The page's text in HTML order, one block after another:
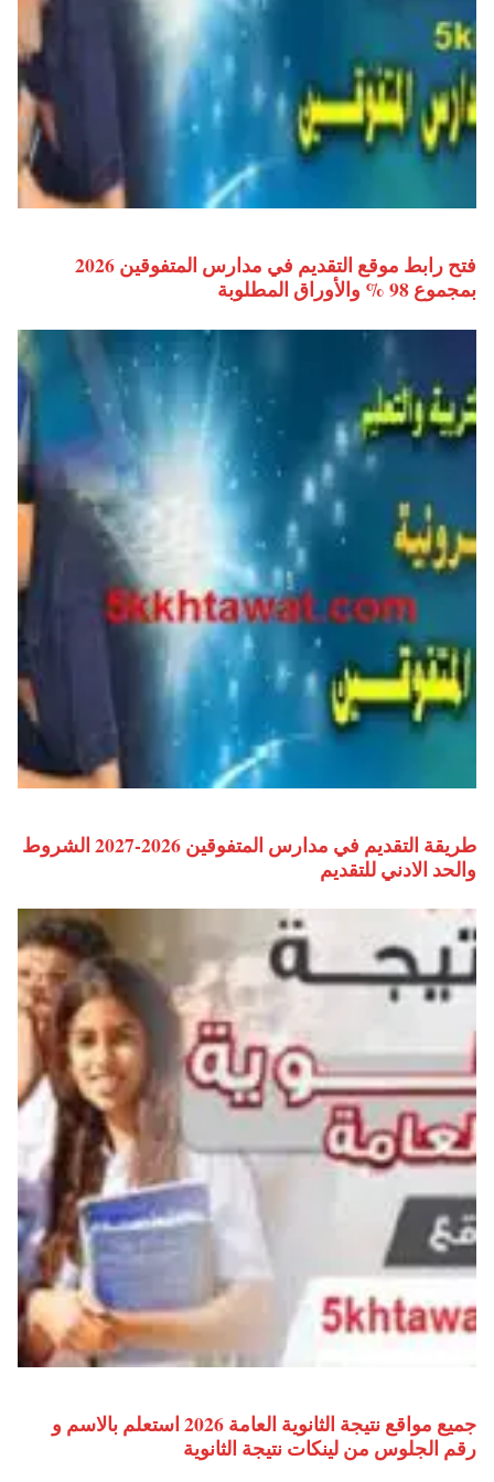
فتح رابط موقع التقديم في مدارس المتفوقين 2026
بمجموع 98 % والأوراق المطلوبة
طريقة التقديم في مدارس المتفوقين 2026-2027 الشروط
والحد الادني للتقديم
جميع مواقع نتيجة الثانوية العامة 2026 استعلم بالاسم و
رقم الجلوس من لينكات نتيجة الثانوية